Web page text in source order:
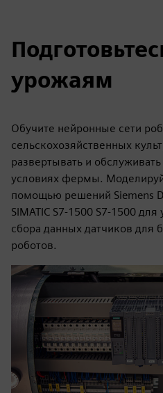
урожаям
Обучите нейронные сети
сельскохозяйственных
развертывать и
условиях фермы.
помощью решений Siemens
SIMATIC S7-1500 S7-1500
сбора данных датчиков для
роботов.